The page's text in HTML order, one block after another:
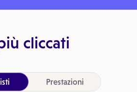
cliccati
Prestazioni